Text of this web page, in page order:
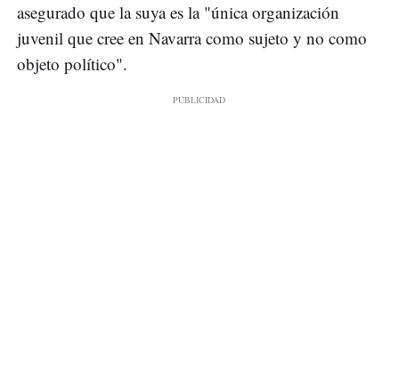
asegurado que la suya es la "única organización
juvenil que cree en Navarra como sujeto y no como
objeto político".